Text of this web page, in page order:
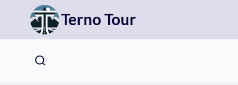
Přeskočit
obsah
Terno Tour